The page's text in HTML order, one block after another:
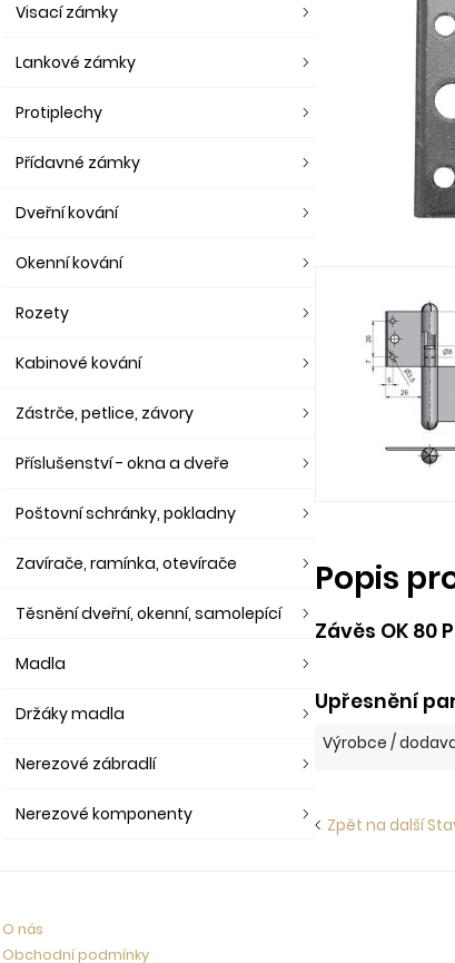
Popis
Závěs OK 80 P
Upřesnění
Výrobce /
Zpět na další
Visací zámky
Lankové zámky
Protiplechy
Přídavné zámky
Dveřní kování
Okenní kování
Rozety
Kabinové kování
Zástrče, petlice, závory
Příslušenství - okna a dveře
Poštovní schránky, pokladny
Zavírače, ramínka, otevírače
Těsnění dveřní, okenní, samolepící
Madla
Držáky madla
Nerezové zábradlí
Nerezové komponenty
O nás
Obchodní podmínky